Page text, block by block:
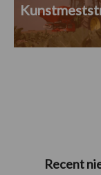
Primaire
Recent